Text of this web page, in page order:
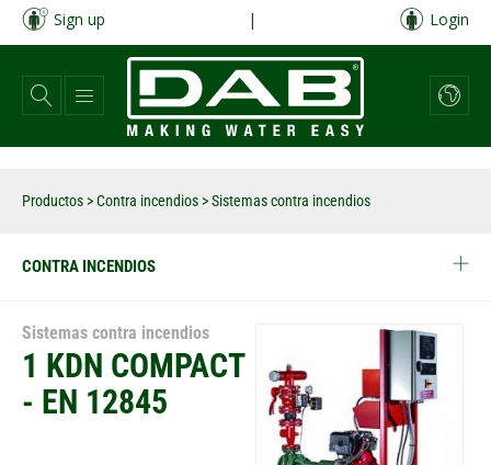
Pasar
contenido
principal
Sign up | Login
Productos >Contra incendios > Sistemas contra incendios
CONTRA INCENDIOS
Sistemas contra incendios
1 KDN COMPACT
- EN 12845